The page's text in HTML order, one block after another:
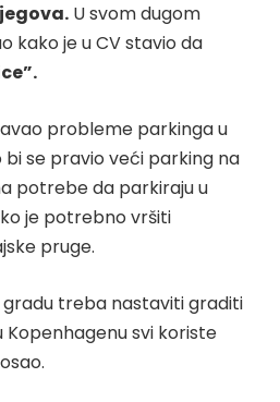
U svom dugom
kako je u CV stavio da
probleme parkinga u
se pravio veći parking na
potrebe da parkiraju u
je potrebno vršiti
pruge.
gradu treba nastaviti graditi
svi koriste